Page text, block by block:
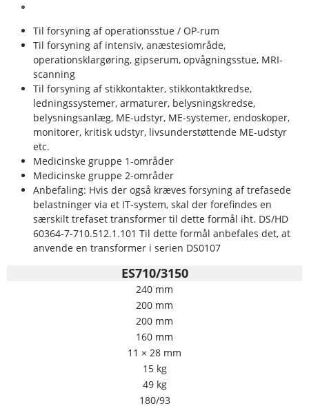
Til forsyning af operationsstue / OP-rum
Til forsyning af intensiv, anæstesiområde,
operationsklargøring, gipserum, opvågningsstue, MRI-
scanning
Til forsyning af stikkontakter, stikkontaktkredse,
ledningssystemer, armaturer, belysningskredse,
belysningsanlæg, ME-udstyr, ME-systemer, endoskoper,
monitorer, kritisk udstyr, livsunderstøttende ME-udstyr
etc.
Medicinske gruppe 1-områder
Medicinske gruppe 2-områder
Anbefaling: Hvis der også kræves forsyning af trefasede
belastninger via et IT-system, skal der forefindes en
særskilt trefaset transformer til dette formål iht. DS/HD
60364-7-710.512.1.101 Til dette formål anbefales det, at
anvende en transformer i serien DS0107
ES710/3150
240 mm
200 mm
200 mm
160 mm
11 × 28 mm
15 kg
49 kg
180/93